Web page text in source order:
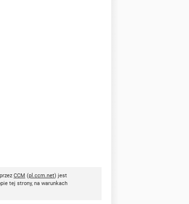
CCM (pl.ccm.net) jest
tej strony, na warunkach